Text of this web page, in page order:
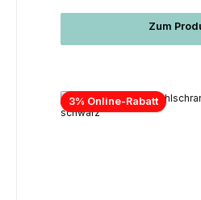
Zum
3% Online-Rabatt